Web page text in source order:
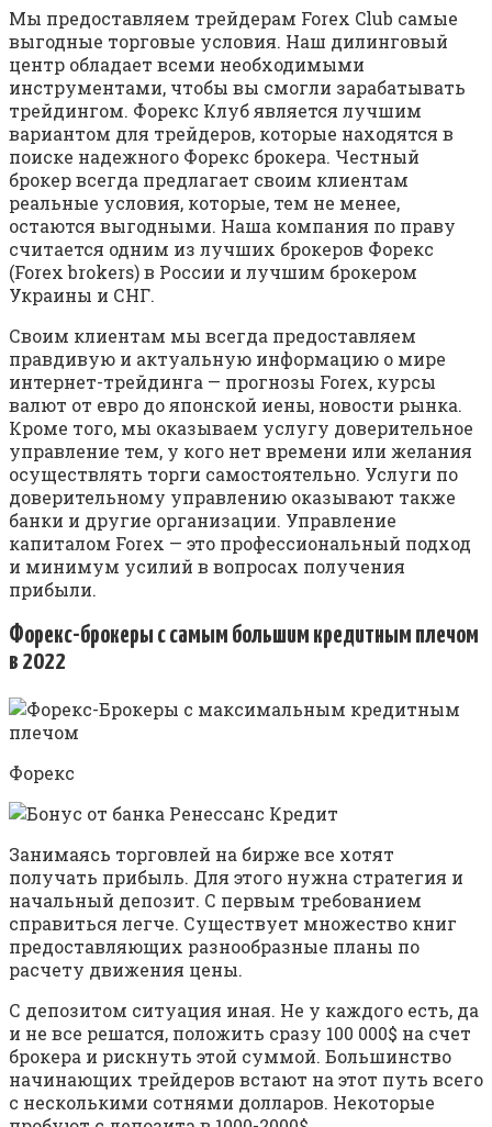
Мы предоставляем трейдерам Forex Club самые
выгодные торговые условия. Наш дилинговый
центр обладает всеми необходимыми
инструментами, чтобы вы смогли зарабатывать
трейдингом. Форекс Клуб является лучшим
вариантом для трейдеров, которые находятся в
поиске надежного Форекс брокера. Честный
брокер всегда предлагает своим клиентам
реальные условия, которые, тем не менее,
остаются выгодными. Наша компания по праву
считается одним из лучших брокеров Форекс
(Forex brokers) в России и лучшим брокером
Украины и СНГ.
Своим клиентам мы всегда предоставляем
правдивую и актуальную информацию о мире
интернет-трейдинга — прогнозы Forex, курсы
валют от евро до японской иены, новости рынка.
Кроме того, мы оказываем услугу доверительное
управление тем, у кого нет времени или желания
осуществлять торги самостоятельно. Услуги по
доверительному управлению оказывают также
банки и другие организации. Управление
капиталом Forex — это профессиональный подход
и минимум усилий в вопросах получения
прибыли.
Форекс-брокеры с самым большим кредитным плечом
в 2022
Форекс
Занимаясь торговлей на бирже все хотят
получать прибыль. Для этого нужна стратегия и
начальный депозит. С первым требованием
справиться легче. Существует множество книг
предоставляющих разнообразные планы по
расчету движения цены.
С депозитом ситуация иная. Не у каждого есть, да
и не все решатся, положить сразу 100 000$ на счет
брокера и рискнуть этой суммой. Большинство
начинающих трейдеров встают на этот путь всего
с несколькими сотнями долларов. Некоторые